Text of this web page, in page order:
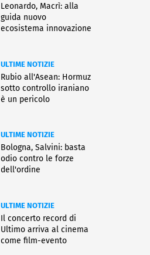
Leonardo, Macrì: alla
guida nuovo
ecosistema innovazione
ULTIME NOTIZIE
Rubio all'Asean: Hormuz
sotto controllo iraniano
è un pericolo
ULTIME NOTIZIE
Bologna, Salvini: basta
odio contro le forze
dell'ordine
ULTIME NOTIZIE
Il concerto record di
Ultimo arriva al cinema
come film-evento